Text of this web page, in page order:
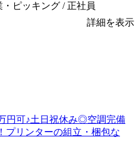
ピッキング / 正社員
詳細を表示